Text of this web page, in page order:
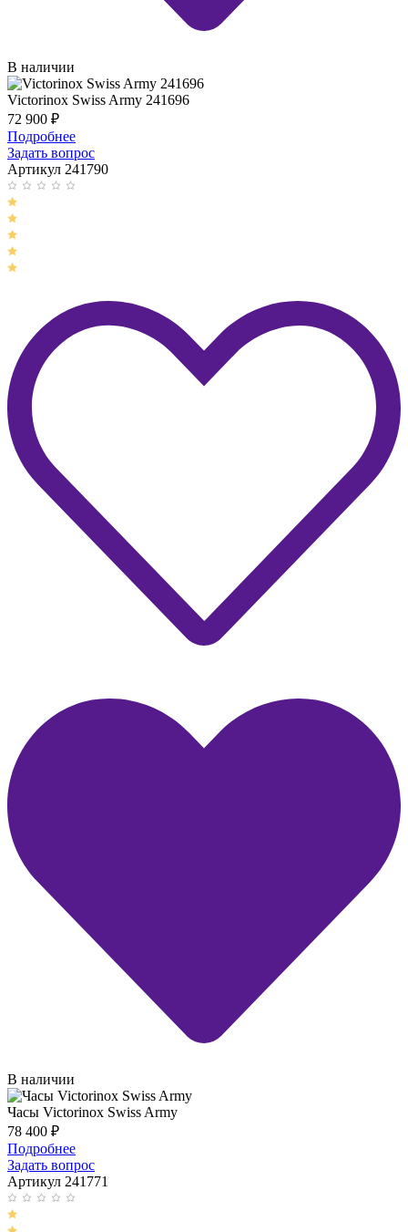
В наличии
Victorinox Swiss Army 241696
72 900 ₽
Подробнее
Задать вопрос
Артикул 241790
В наличии
Часы Victorinox Swiss Army
78 400 ₽
Подробнее
Задать вопрос
Артикул 241771